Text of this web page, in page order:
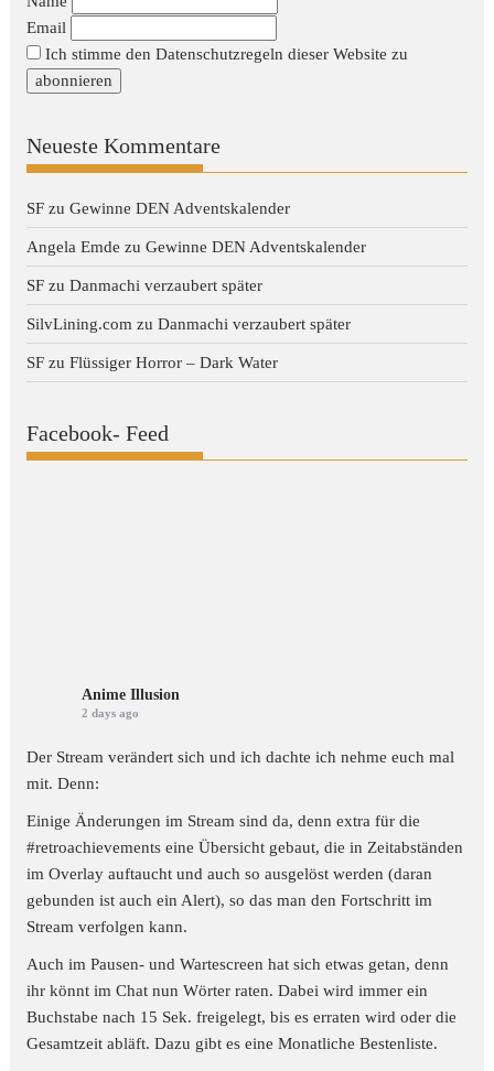
Email
Ich stimme den Datenschutzregeln dieser Website zu
Neueste Kommentare
SF zuGewinne DEN Adventskalender
Angela Emde zuGewinne DEN Adventskalender
SF zuDanmachi verzaubert später
SilvLining.com zuDanmachi verzaubert später
SF zuFlüssiger Horror – Dark Water
Facebook- Feed
Anime Illusion
2 days ago
Der Stream verändert sich und ich dachte ich nehme euch mal
mit. Denn:
Einige Änderungen im Stream sind da, denn extra für die
#retroachievements eine Übersicht gebaut, die in Zeitabständen
im Overlay auftaucht und auch so ausgelöst werden (daran
gebunden ist auch ein Alert), so das man den Fortschritt im
Stream verfolgen kann.
Auch im Pausen- und Wartescreen hat sich etwas getan, denn
ihr könnt im Chat nun Wörter raten. Dabei wird immer ein
Buchstabe nach 15 Sek. freigelegt, bis es erraten wird oder die
Gesamtzeit abläft. Dazu gibt es eine Monatliche Bestenliste.